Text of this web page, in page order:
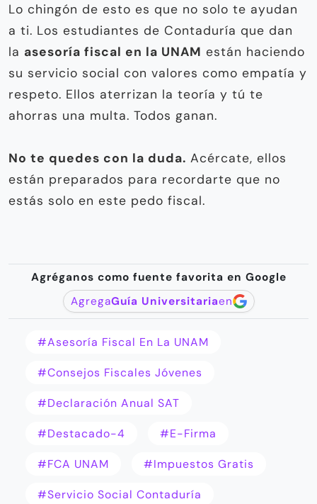
Lo chingón de esto es que no solo te ayudan
a ti. Los estudiantes de Contaduría que dan
la asesoría fiscal en la UNAM están haciendo
su servicio social con valores como empatía y
respeto. Ellos aterrizan la teoría y tú te
ahorras una multa. Todos ganan.
No te quedes con la duda. Acércate, ellos
están preparados para recordarte que no
estás solo en este pedo fiscal.
Agréganos como fuente favorita en Google
AgregaGuía Universitariaen
#asesoría Fiscal En La UNAM
#consejos Fiscales Jóvenes
#declaración Anual SAT
#destacado-4 #e-Firma
#FCA UNAM #impuestos Gratis
#servicio Social Contaduría